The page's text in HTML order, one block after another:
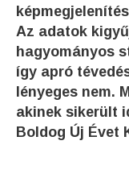
Az adatok
hagyományos
így apró
lényeges nem.
akinek sikerült
Boldog Új Évet